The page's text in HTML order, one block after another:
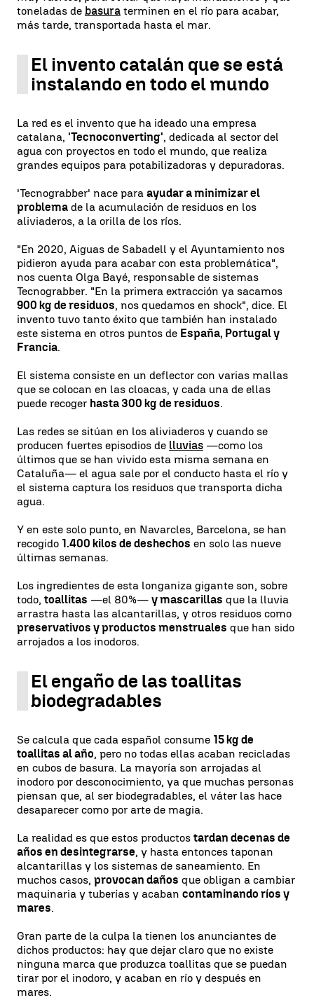
toneladas de basura terminen en el río para acabar,
más tarde, transportada hasta el mar.
El invento catalán que se está
instalando en todo el mundo
La red es el invento que ha ideado una empresa
catalana, 'Tecnoconverting', dedicada al sector del
agua con proyectos en todo el mundo, que realiza
grandes equipos para potabilizadoras y depuradoras.
'Tecnograbber' nace para ayudar a minimizar el
problema de la acumulación de residuos en los
aliviaderos, a la orilla de los ríos.
"En 2020, Aiguas de Sabadell y el Ayuntamiento nos
pidieron ayuda para acabar con esta problemática",
nos cuenta Olga Bayé, responsable de sistemas
Tecnograbber. "En la primera extracción ya sacamos
900 kg de residuos, nos quedamos en shock", dice. El
invento tuvo tanto éxito que también han instalado
este sistema en otros puntos de España, Portugal y
Francia.
El sistema consiste en un deflector con varias mallas
que se colocan en las cloacas, y cada una de ellas
puede recoger hasta 300 kg de residuos.
Las redes se sitúan en los aliviaderos y cuando se
producen fuertes episodios de lluvias —como los
últimos que se han vivido esta misma semana en
Cataluña— el agua sale por el conducto hasta el río y
el sistema captura los residuos que transporta dicha
agua.
Y en este solo punto, en Navarcles, Barcelona, se han
recogido 1.400 kilos de deshechos en solo las nueve
últimas semanas.
Los ingredientes de esta longaniza gigante son, sobre
todo, toallitas —el 80%— y mascarillas que la lluvia
arrastra hasta las alcantarillas, y otros residuos como
preservativos y productos menstruales que han sido
arrojados a los inodoros.
El engaño de las toallitas
biodegradables
Se calcula que cada español consume 15 kg de
toallitas al año, pero no todas ellas acaban recicladas
en cubos de basura. La mayoría son arrojadas al
inodoro por desconocimiento, ya que muchas personas
piensan que, al ser biodegradables, el váter las hace
desaparecer como por arte de magia.
La realidad es que estos productos tardan decenas de
años en desintegrarse, y hasta entonces taponan
alcantarillas y los sistemas de saneamiento. En
muchos casos, provocan daños que obligan a cambiar
maquinaria y tuberías y acaban contaminando ríos y
mares.
Gran parte de la culpa la tienen los anunciantes de
dichos productos: hay que dejar claro que no existe
ninguna marca que produzca toallitas que se puedan
tirar por el inodoro, y acaban en río y después en
mares.